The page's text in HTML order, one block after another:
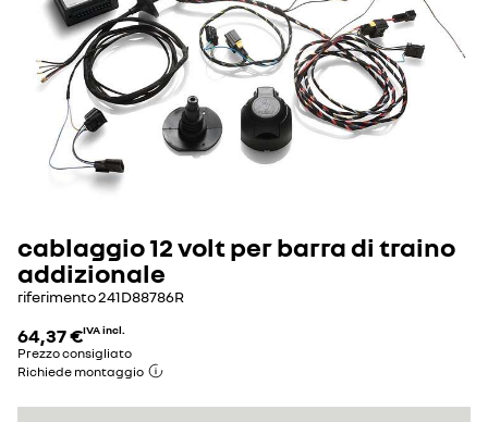
cablaggio 12 volt per barra di traino
addizionale
riferimento241D88786R
64,37 €IVA incl.
Prezzo consigliato
Richiede montaggio